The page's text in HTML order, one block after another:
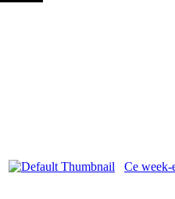
Ce week-